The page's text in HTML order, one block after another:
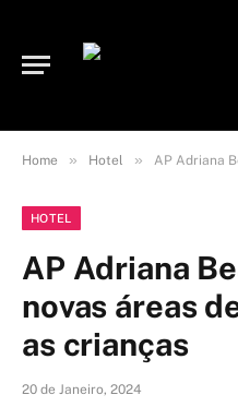
Home » Hotel » AP Adriana Beach
HOTEL
AP Adriana
novas áreas
as crianças
20 de Janeiro, 2024